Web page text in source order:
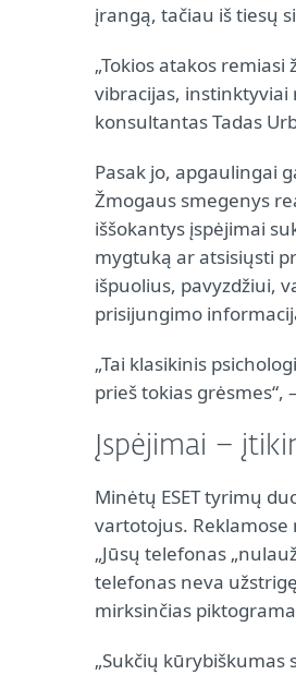
įrangą, tačiau iš tiesų
„Tokios atakos
vibracijas, instinktyviai
konsultantas Tadas
Pasak jo, apgaulingai
Žmogaus smegenys
iššokantys įspėjimai
mygtuką ar atsisiųsti
išpuolius, pavyzdžiui,
prisijungimo
„Tai klasikinis
prieš tokias grėsmes“,
Įspėjimai –
Minėtų ESET tyrimų
vartotojus. Reklamose
„Jūsų telefonas
telefonas neva
mirksinčias
„Sukčių